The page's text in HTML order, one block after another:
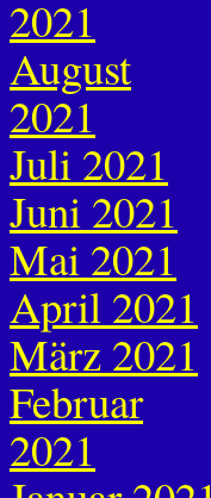
2021
August
2021
Juli 2021
Juni 2021
Mai 2021
April 2021
März 2021
Februar
2021